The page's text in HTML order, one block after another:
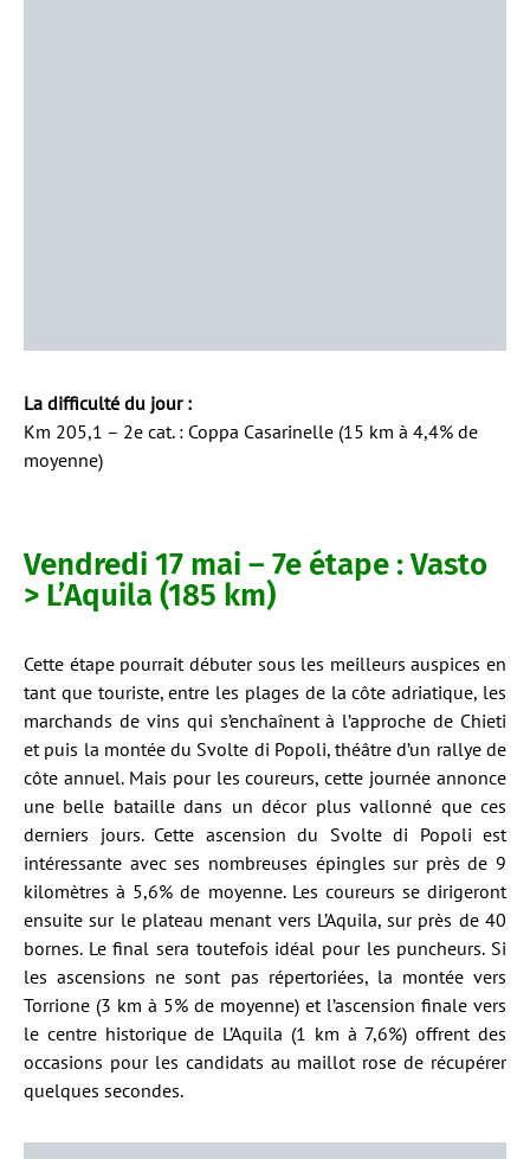
La difficulté du jour :
Km 205,1 – 2e cat. : Coppa Casarinelle (15 km à 4,4% de
moyenne)
Vendredi 17 mai – 7e étape : Vasto
> L’Aquila (185 km)
Cette étape pourrait débuter sous les meilleurs auspices en
tant que touriste, entre les plages de la côte adriatique, les
marchands de vins qui s’enchaînent à l’approche de Chieti
et puis la montée du Svolte di Popoli, théâtre d’un rallye de
côte annuel. Mais pour les coureurs, cette journée annonce
une belle bataille dans un décor plus vallonné que ces
derniers jours. Cette ascension du Svolte di Popoli est
intéressante avec ses nombreuses épingles sur près de 9
kilomètres à 5,6% de moyenne. Les coureurs se dirigeront
ensuite sur le plateau menant vers L’Aquila, sur près de 40
bornes. Le final sera toutefois idéal pour les puncheurs. Si
les ascensions ne sont pas répertoriées, la montée vers
Torrione (3 km à 5% de moyenne) et l’ascension finale vers
le centre historique de L’Aquila (1 km à 7,6%) offrent des
occasions pour les candidats au maillot rose de récupérer
quelques secondes.